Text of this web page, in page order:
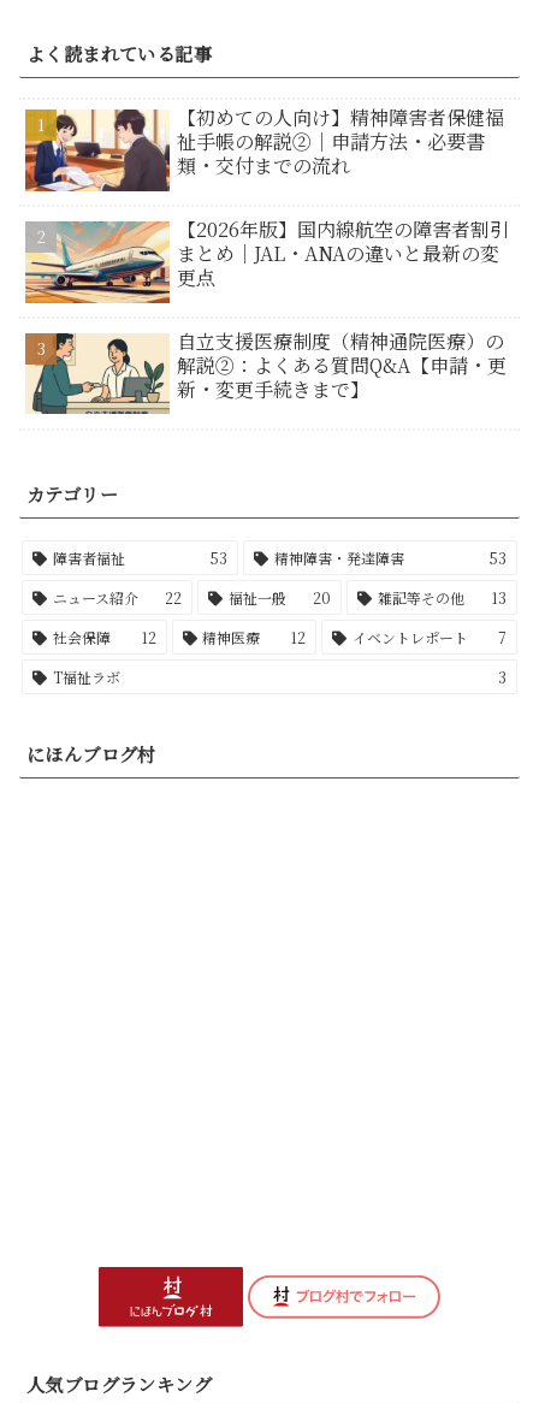
よく読まれている記事
【初めての人向け】精神障害者保健福
祉手帳の解説②｜申請方法・必要書
類・交付までの流れ
【2026年版】国内線航空の障害者割引
まとめ｜JAL・ANAの違いと最新の変
更点
自立支援医療制度（精神通院医療）の
解説②：よくある質問Q&A【申請・更
新・変更手続きまで】
カテゴリー
障害者福祉 53 精神障害・発達障害
53
ニュース紹介
22 福祉一般 20 雑記等その他
13
社会保障
12 精神医療 12 イベントレポート
7
T福祉ラボ
3
にほんブログ村
人気ブログランキング